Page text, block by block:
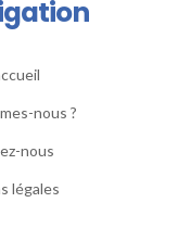
nous ?
nous
légales